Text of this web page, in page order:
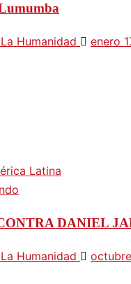
Humanidad enero
Latina
DANIEL
Humanidad